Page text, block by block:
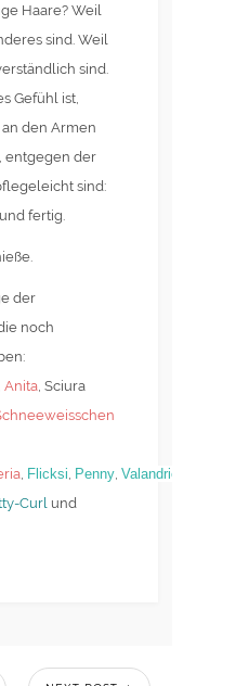
Haare? Weil
sind. Weil
sind.
Gefühl ist,
den Armen
entgegen der
sind:
fertig.
der
noch
Anita, Sciura
, Flicksi Penny, Valandriel
Curl und